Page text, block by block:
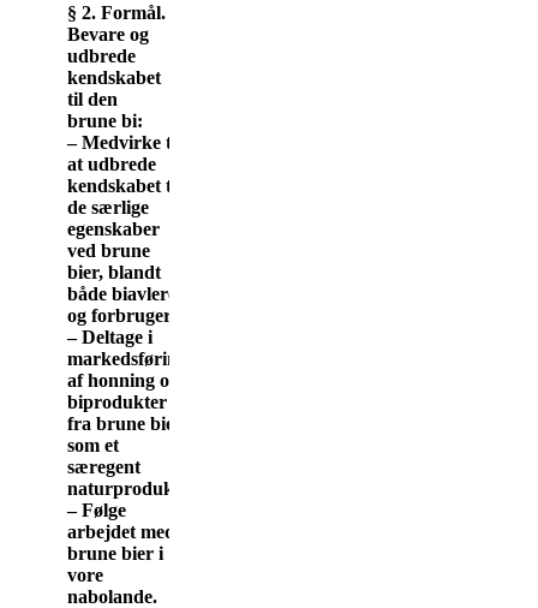
§ 2. Formål.
Bevare og
udbrede
kendskabet
til den
brune bi:
– Medvirke til
at udbrede
kendskabet til
de særlige
egenskaber
ved brune
bier, blandt
både biavlere
og forbrugere.
– Deltage i
markedsføring
af honning og
biprodukter
fra brune bier
som et
særegent
naturprodukt.
– Følge
arbejdet med
brune bier i
vore
nabolande.